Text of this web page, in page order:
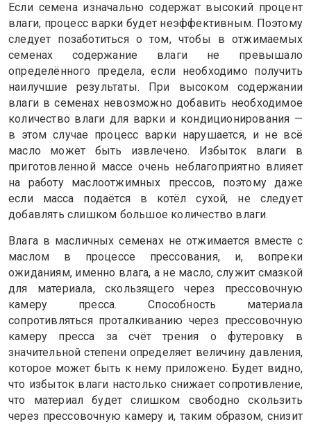
Если семена изначально содержат высокий процент
влаги, процесс варки будет неэффективным. Поэтому
следует позаботиться о том, чтобы в отжимаемых
семенах содержание влаги не превышало
определённого предела, если необходимо получить
наилучшие результаты. При высоком содержании
влаги в семенах невозможно добавить необходимое
количество влаги для варки и кондиционирования —
в этом случае процесс варки нарушается, и не всё
масло может быть извлечено. Избыток влаги в
приготовленной массе очень неблагоприятно влияет
на работу маслоотжимных прессов, поэтому даже
если масса подаётся в котёл сухой, не следует
добавлять слишком большое количество влаги.
Влага в масличных семенах не отжимается вместе с
маслом в процессе прессования, и, вопреки
ожиданиям, именно влага, а не масло, служит смазкой
для материала, скользящего через прессовочную
камеру пресса. Способность материала
сопротивляться проталкиванию через прессовочную
камеру пресса за счёт трения о футеровку в
значительной степени определяет величину давления,
которое может быть к нему приложено. Будет видно,
что избыток влаги настолько снижает сопротивление,
что материал будет слишком свободно скользить
через прессовочную камеру и, таким образом, снизит